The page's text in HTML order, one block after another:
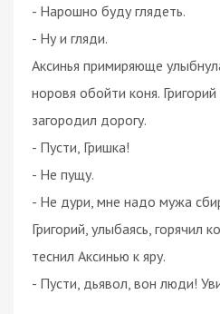
- Нарошно буду глядеть.
- Ну и гляди.
Аксинья примиряюще
норовя обойти коня.
загородил дорогу.
- Пусти, Гришка!
- Не пущу.
- Не дури, мне надо мужа
Григорий, улыбаясь, горячил
теснил Аксинью к яру.
- Пусти, дьявол, вон люди!